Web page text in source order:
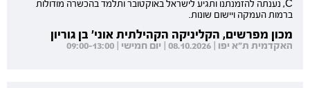
C, נענתה להזמנתנו ותגיע לישראל באוקטובר ותלמד בהכשרה מודולות
ברמות העמקה ויישום שונות.
מכון מפרשים, הקליניקה הקהילתית אוני' בן גוריון
האקדמית ת"א יפו | 08.10.2026 | יום חמישי | 09:00-13:00